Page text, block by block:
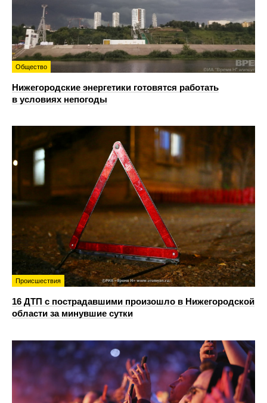
Общество
Нижегородские энергетики готовятся работать
в условиях непогоды
Происшествия
16 ДТП с пострадавшими произошло в Нижегородской
области за минувшие сутки